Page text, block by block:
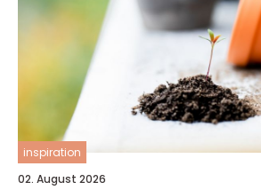
inspiration
02. August 2026